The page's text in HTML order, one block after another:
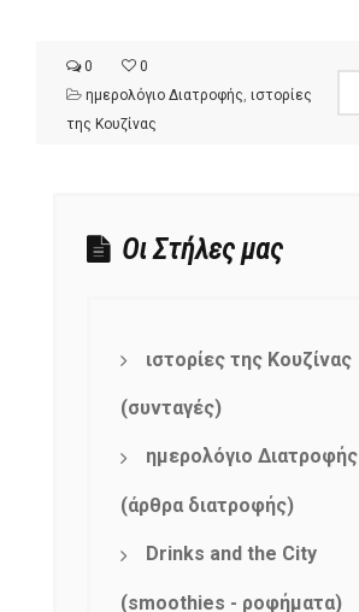
0
0
ημερολόγιο Διατροφής ιστορίες
της Κουζίνας
Οι Στήλες μας
ιστορίες της Κουζίνας
(συνταγές)
ημερολόγιο Διατροφής
(άρθρα διατροφής)
Drinks and the City
(smoothies - ροφήματα)